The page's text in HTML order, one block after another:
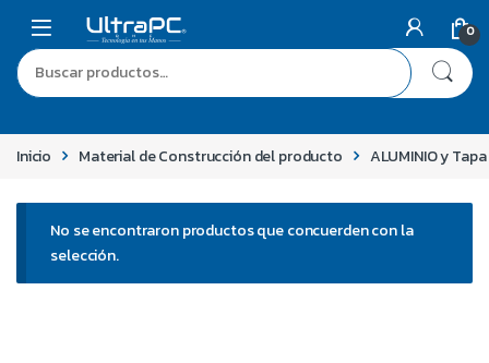
0
Inicio Material de Construcción del producto ALUMINIO y
No se encontraron productos que concuerden con la
selección.